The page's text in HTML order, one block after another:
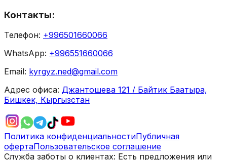
Контакты:
Телефон: +996501660066
WhatsApp: +996551660066
Email: kyrgyz.ned@gmail.com
Адрес офиса: Джантошева 121 / Байтик Баатыра,
Бишкек, Кыргызстан
Политика конфиденциальностиПубличная
офертаПользовательское соглашение
Служба заботы о клиентах: Есть предложения или